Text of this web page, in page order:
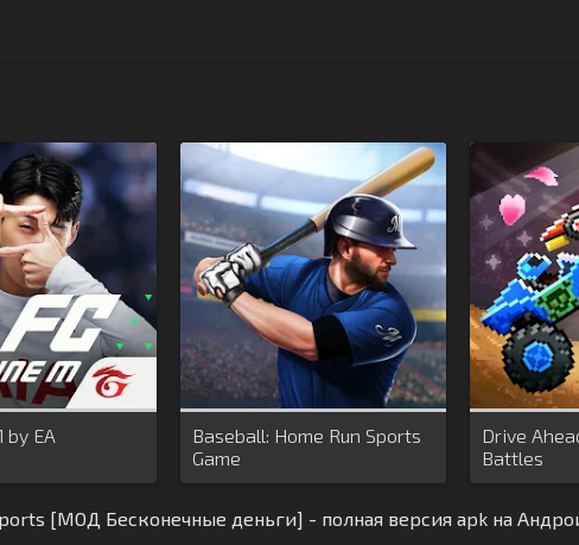
by EA
Baseball: Home Run Sports
Game
Drive
Battles
[МОД Бесконечные деньги] - полная версия apk на